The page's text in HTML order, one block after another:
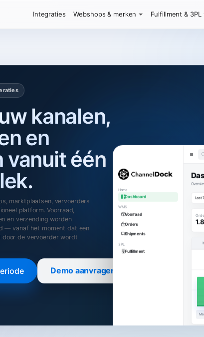
Integraties Webshops & merken Fulfillment & 3PL
kanalen,
en
vanuit één
marktplaatsen, vervoerders
platform. Voorraad,
en verzending worden
— vanaf het moment dat een
door de vervoerder wordt
Demo aanvragen